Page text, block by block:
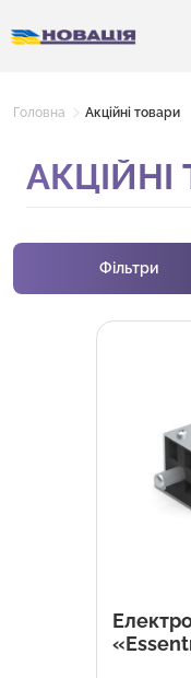
Головна Акційні товари
АКЦІЙНІ
Фільтри